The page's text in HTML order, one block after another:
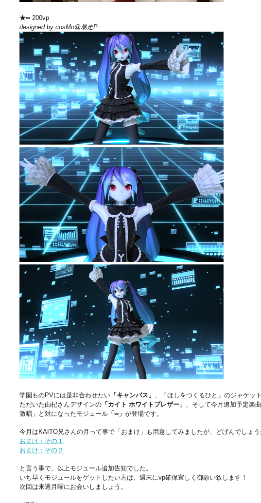
★∞ 200vp
designed by cosMo@暴走P
学園ものPVには是非合わせたい 「キャンパス」 、「ほしをつくるひと」のジャケッ
ただいた由杞さんデザインの 「カイト ホワイトブレザー」 、そして今月追加予定楽
激唱」と対になったモジュール 「∞」 が登場です。
今月はKAITO兄さんの月って事で「おまけ」も用意してみましたが、どげんでしょう
おまけ：その１
おまけ：その２
と言う事で、以上モジュール追加告知でした。
いち早くモジュールをゲットしたい方は、週末にvp確保宜しく御願い致します！
次回は来週月曜にお会いしましょう。